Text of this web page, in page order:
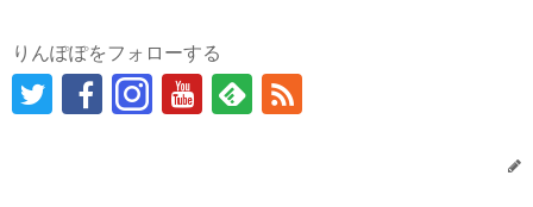
りんぽぽをフォローする